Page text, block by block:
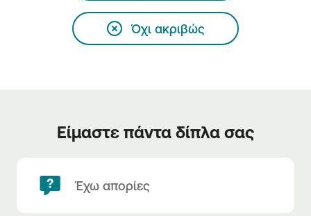
Όχι ακριβώς
Είμαστε πάντα δίπλα σας
Έχω απορίες